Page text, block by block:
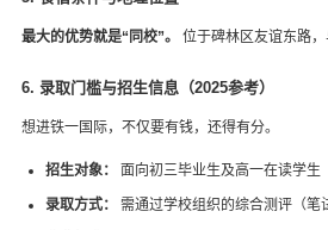
最大的优势就是“同校”。 位于碑林区友谊东路
6. 录取门槛与招生信息（2025参考）
想进铁一国际，不仅要有钱，还得有分。
招生对象： 面向初三毕业生及高一在读学生
录取方式： 需通过学校组织的综合测评（笔